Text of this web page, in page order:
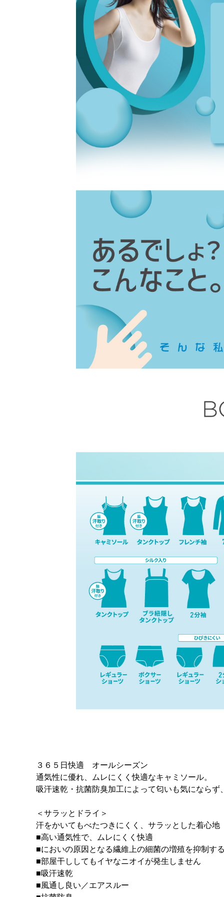
３６５日快適 オールシーズン
通気性に優れ、ムレにくく快適なキャミソール。
吸汗速乾・抗菌防臭加工によって匂いも気になら
＜サラッとドライ＞
汗をかいてもべたつきにくく、サラッとした着心地
■高い通気性で、ムレにくく快適
■においの原因となる繊維上の細菌の増殖を抑制す
■部屋干ししてもイヤなニオイが発生しません
■吸汗速乾
■風通し良い／エアスルー